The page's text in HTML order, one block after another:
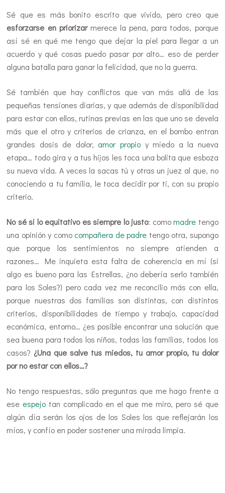
Sé que es más bonito escrito que vivido, pero creo que
esforzarse en priorizarmerece la pena, para todos, porque
así sé en qué me tengo que dejar la piel para llegar a un
acuerdo y qué cosas puedo pasar por alto… eso de perder
alguna batalla para ganar la felicidad, que no la guerra.
Sé también que hay conflictos que van más allá de las
pequeñas tensiones diarias, y que además de disponibilidad
para estar con ellos, rutinas previas en las que uno se devela
más que el otro y criterios de crianza, en el bombo entran
grandes dosis de dolor, amor propio y miedo a la nueva
etapa… todo gira y a tus hijos les toca una bolita que esboza
su nueva vida. A veces la sacas tú y otras un juez al que, no
conociendo a tu familia, le toca decidir por ti, con su propio
criterio.
No sé si lo equitativo es siempre lo justo: comomadre tengo
una opinión y como compañera de padre tengo otra, supongo
que porque los sentimientos no siempre atienden a
razones… Me inquieta esta falta de coherencia en mí (si
algo es bueno para las Estrellas, ¿no debería serlo también
para los Soles?) pero cada vez me reconcilio más con ella,
porque nuestras dos familias son distintas, con distintos
criterios, disponibilidades de tiempo y trabajo, capacidad
económica, entorno… ¿es posible encontrar una solución que
sea buena para todos los niños, todas las familias, todos los
casos? ¿Una que salve tus miedos, tu amor propio, tu dolor
por no estar con ellos…?
No tengo respuestas, sólo preguntas que me hago frente a
ese espejo tan complicado en el que me miro, pero sé que
algún día serán los ojos de los Soles los que reflejarán los
míos, y confío en poder sostener una mirada limpia.